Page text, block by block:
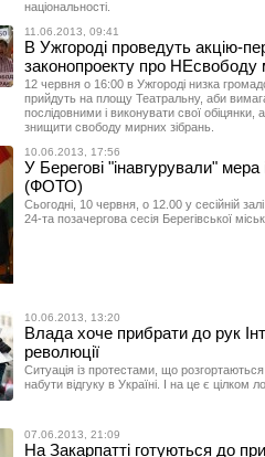
національності.
11.06.2013, 09:41
В Ужгороді проведуть акцію-
законопроекту про НЕсвободу
12 червня о 16:00 в Ужгороді низка
прийдуть на площу Театральну, аби
послідовними і виконувати свої обіцянки,
знищити свободу мирних зібрань.
10.06.2013, 17:56
У Берегові "інавгурували" мера
(ФОТО)
Сьогодні, 10 червня, о 12.00 у сесійній
24-та позачергова сесія Берегівської
10.06.2013, 13:20
Влада хоче прибрати до рук
революції
Ситуація із протестами, що
набути відгуку в Україні. І на це є цілком
07.06.2013, 21:09
На Закарпатті готуються до